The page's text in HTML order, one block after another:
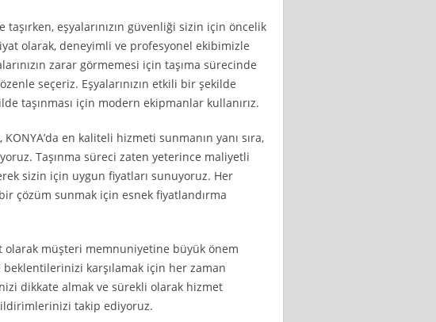
eşyalarınızın güvenliği sizin için öncelik
olarak, deneyimli ve profesyonel ekibimizle
zarar görmemesi için taşıma sürecinde
seçeriz. Eşyalarınızın etkili bir şekilde
taşınması için modern ekipmanlar kullanırız.
en kaliteli hizmeti sunmanın yanı sıra,
Taşınma süreci zaten yeterince maliyetli
sizin için uygun fiyatları sunuyoruz. Her
çözüm sunmak için esnek fiyatlandırma
olarak müşteri memnuniyetine büyük önem
karşılamak için her zaman
dikkate almak ve sürekli olarak hizmet
takip ediyoruz.